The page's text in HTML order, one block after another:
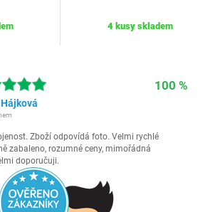
4 kusy skladem
100 %
Zboží odpovídá foto. Velmi rychlé
zabaleno, rozumné ceny, mimořádná
doporučuji.